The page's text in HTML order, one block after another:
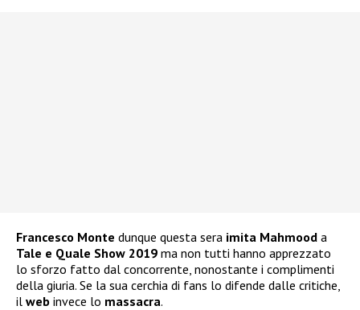
Francesco Monte dunque questa sera imita Mahmood a
Tale e Quale Show 2019 ma non tutti hanno apprezzato
lo sforzo fatto dal concorrente, nonostante i complimenti
della giuria. Se la sua cerchia di fans lo difende dalle critiche,
il web invece lo massacra.